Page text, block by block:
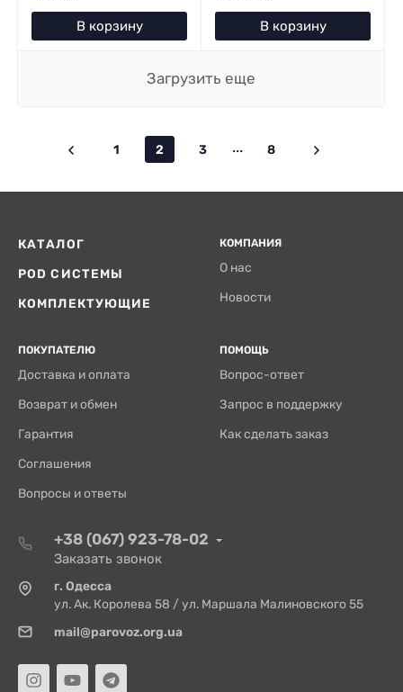
В корзину В корзину
Загрузить еще
1 2 3 ... 8
КАТАЛОГ
POD СИСТЕМЫ
КОМПЛЕКТУЮЩИЕ
КОМПАНИЯ
О нас
Новости
ПОКУПАТЕЛЮ
Доставка и оплата
Возврат и обмен
Гарантия
Соглашения
Вопросы и ответы
ПОМОЩЬ
Вопрос-ответ
Запрос в поддержку
Как сделать заказ
+38 (067) 923-78-02
Заказать звонок
г. Одесса
ул. Ак. Королева 58 / ул. Маршала Малиновского 55
mail@parovoz.org.ua